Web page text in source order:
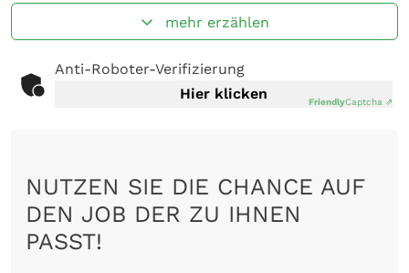
mehr erzählen
Anti-Roboter-Verifizierung
Hier klicken
FriendlyCaptcha ⇗
NUTZEN SIE DIE CHANCE AUF
DEN JOB DER ZU IHNEN
PASST!